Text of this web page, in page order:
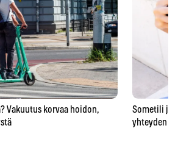
Vakuutus korvaa hoidon,
Sometili jo
yhteyden